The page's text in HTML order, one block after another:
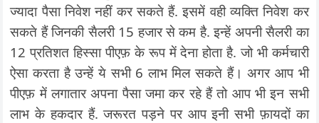
ज्यादा पैसा निवेश नहीं कर सकते हैं. इसमें वही व्यक्ति निवेश कर
सकते हैं जिनकी सैलरी 15 हजार से कम है. इन्हें अपनी सैलरी का
12 प्रतिशत हिस्सा पीएफ़ के रूप में देना होता है. जो भी कर्मचारी
ऐसा करता है उन्हें ये सभी 6 लाभ मिल सकते हैं। अगर आप भी
पीएफ़ में लगातार अपना पैसा जमा कर रहे हैं तो आप भी इन सभी
लाभ के हकदार हैं. जरूरत पड़ने पर आप इनी सभी फ़ायदों का